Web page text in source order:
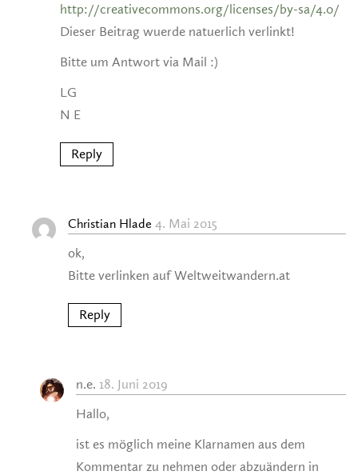
http://creativecommons.org/licenses/by-sa/4.0/
Dieser Beitrag wuerde natuerlich verlinkt!
Bitte um Antwort via Mail :)
LG
N E
Reply
Christian Hlade 4. Mai 2015
ok,
Bitte verlinken auf Weltweitwandern.at
Reply
n.e. 18. Juni 2019
Hallo,
ist es möglich meine Klarnamen aus dem
Kommentar zu nehmen oder abzuändern in